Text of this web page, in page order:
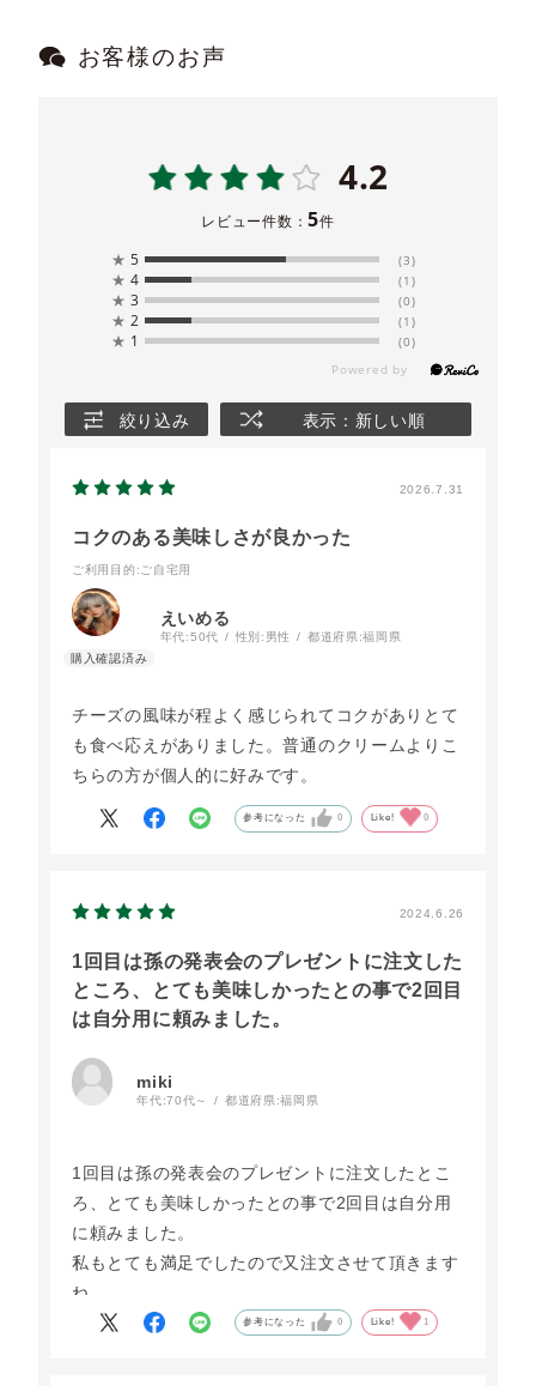
お客様のお声
4.2
レビュー件数：5件
★ 5 (3)
★ 4 (1)
★ 3 (0)
★ 2 (1)
★ 1 (0)
絞り込み 表示：新しい順
2026.7.31
コクのある美味しさが良かった
ご利用目的 :ご自宅用
えいめる
年代:50代 性別: 男性 都道府県:福岡県
チーズの風味が程よく感じられてコクがありとて
も食べ応えがありました。普通のクリームよりこ
ちらの方が個人的に好みです。
参考になった 0 Like! 0
2024.6.26
1回目は孫の発表会のプレゼントに注文した
ところ、とても美味しかったとの事で2回目
は自分用に頼みました。
miki
年代:70代～ 都道府県:福岡県
1回目は孫の発表会のプレゼントに注文したとこ
ろ、とても美味しかったとの事で2回目は自分用
に頼みました。
私もとても満足でしたので又注文させて頂きます
ね。
参考になった 0 Like! 1